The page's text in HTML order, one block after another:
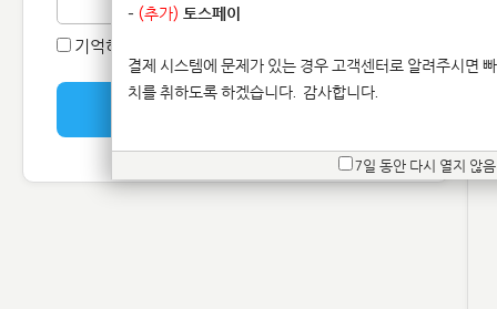
기억하기
- (추가) 토스페이
결제 시스템에 문제가 있는 경우 고객센터로 알려주시면
치를 취하도록 하겠습니다. 감사합니다.
7일 동안 다시 열지 않음